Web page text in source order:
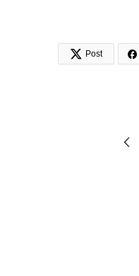
 Post 